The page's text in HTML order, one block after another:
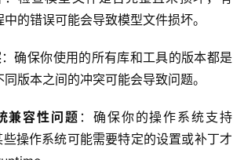
的错误可能会导致模型文件损坏。
：确保你使用的所有库和工具的版本都是
版本之间的冲突可能会导致问题。
兼容性问题 ：确保你的操作系统支持
操作系统可能需要特定的设置或补丁才